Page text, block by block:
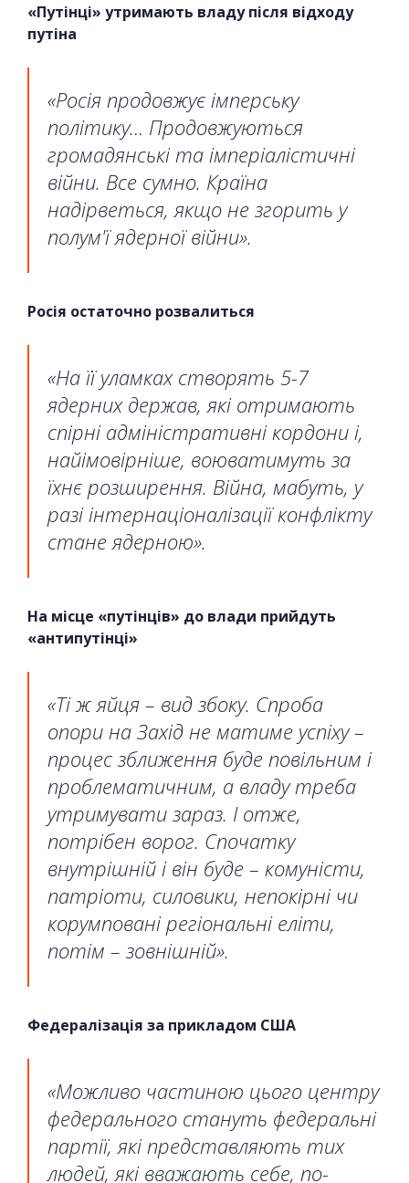
«Путінці» утримають владу після відходу
путіна
«Росія продовжує імперську
політику… Продовжуються
громадянські та імперіалістичні
війни. Все сумно. Країна
надірветься, якщо не згорить у
полум'ї ядерної війни».
Росія остаточно розвалиться
«На її уламках створять 5-7
ядерних держав, які отримають
спірні адміністративні кордони і,
найімовірніше, воюватимуть за
їхнє розширення. Війна, мабуть, у
разі інтернаціоналізації конфлікту
стане ядерною».
На місце «путінців» до влади прийдуть
«антипутінці»
«Ті ж яйця – вид збоку. Спроба
опори на Захід не матиме успіху –
процес зближення буде повільним і
проблематичним, а владу треба
утримувати зараз. І отже,
потрібен ворог. Спочатку
внутрішній і він буде – комуністи,
патріоти, силовики, непокірні чи
корумповані регіональні еліти,
потім – зовнішній».
Федералізація за прикладом США
«Можливо частиною цього центру
федерального стануть федеральні
партії, які представляють тих
людей, які вважають себе, по-